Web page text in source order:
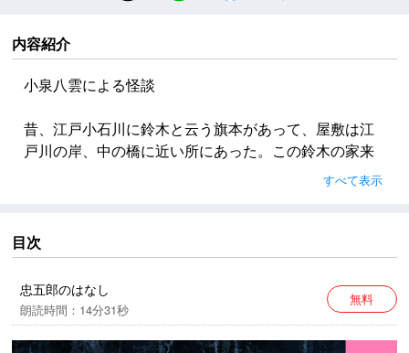
内容紹介
小泉八雲による怪談
昔、江戸小石川に鈴木と云う旗本があって、屋敷は江
戸川の岸、中の橋に近い所にあった。この鈴木の家来
に忠五郎と云う足軽がいた。容貌の立派な、大層愛想
のいい、怜悧な若者で、同僚の受けも甚だよかった。
※本作品中には、今日からすると不適切な表現が見られ
ますが、作品の時代背景と著者の意図を尊重し、その
ままの形で配信いたします。
すべて表示
目次
忠五郎のはなし
朗読時間：14分31秒
無料